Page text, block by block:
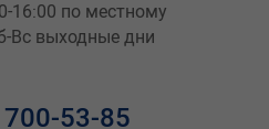
16:00 по местному
Вс выходные дни
53-85